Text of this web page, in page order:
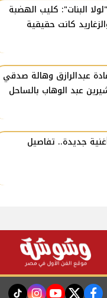
البنات": كليب الهضبة
كانت حقيقية
عبدالرازق وهالة صدقي
عبد الوهاب بالساحل
جديدة.. تفاصيل